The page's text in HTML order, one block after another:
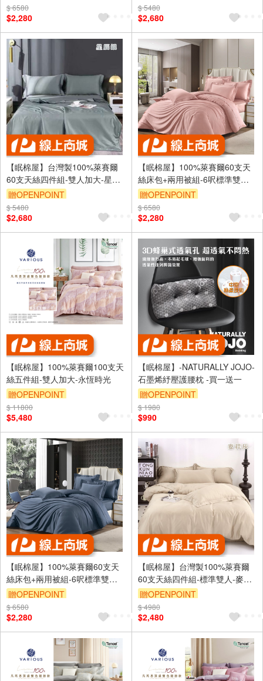
$ 6580
$2,280
$ 5480
$2,680
【眠棉屋】台灣製100%萊賽爾
60支天絲四件組-雙人加大-星辰
銀
贈OPENPOINT
$ 5480
$2,680
【眠棉屋】100%萊賽爾60支天
絲床包+兩用被組-6呎標準雙人-
分錠粉
贈OPENPOINT
$ 6580
$2,280
【眠棉屋】100%萊賽爾100支天
絲五件組-雙人加大-永恆時光
贈OPENPOINT
$ 11800
$5,480
【眠棉屋】-NATURALLY JOJO-
石墨烯紓壓護腰枕 -買一送一
贈OPENPOINT
$ 1980
$990
【眠棉屋】100%萊賽爾60支天
絲床包+兩用被組-6呎標準雙人-
深冽藍
贈OPENPOINT
$ 6580
$2,280
【眠棉屋】台灣製100%萊賽爾
60支天絲四件組-標準雙人-麥桿
灰
贈OPENPOINT
$ 4980
$2,480